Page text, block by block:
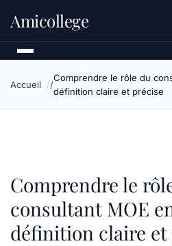
Amicollege
Accueil
Comprendre le rôle du
définition claire et précise
Comprendre le
consultant MOE
définition claire et